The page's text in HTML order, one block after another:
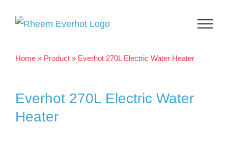
Home » Product » Everhot 270L Electric Water Heater
Everhot 270L Electric Water
Heater